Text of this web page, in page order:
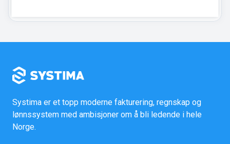
Systima er et topp moderne fakturering, regnskap og
lønnssystem med ambisjoner om å bli ledende i hele
Norge.